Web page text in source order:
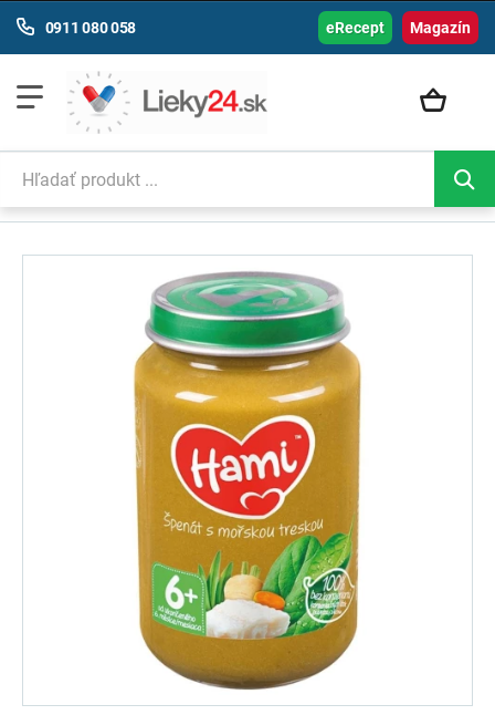
Magazín
0911 080 058 eRecept